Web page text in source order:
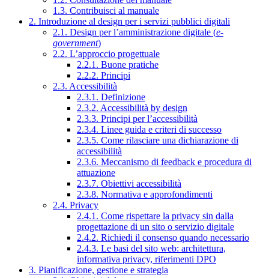
1.3. Contribuisci al manuale
2. Introduzione al design per i servizi pubblici digitali
2.1. Design per l’amministrazione digitale (e-
government)
2.2. L’approccio progettuale
2.2.1. Buone pratiche
2.2.2. Principi
2.3. Accessibilità
2.3.1. Definizione
2.3.2. Accessibilità by design
2.3.3. Principi per l’accessibilità
2.3.4. Linee guida e criteri di successo
2.3.5. Come rilasciare una dichiarazione di
accessibilità
2.3.6. Meccanismo di feedback e procedura di
attuazione
2.3.7. Obiettivi accessibilità
2.3.8. Normativa e approfondimenti
2.4. Privacy
2.4.1. Come rispettare la privacy sin dalla
progettazione di un sito o servizio digitale
2.4.2. Richiedi il consenso quando necessario
2.4.3. Le basi del sito web: architettura,
informativa privacy, riferimenti DPO
3. Pianificazione, gestione e strategia